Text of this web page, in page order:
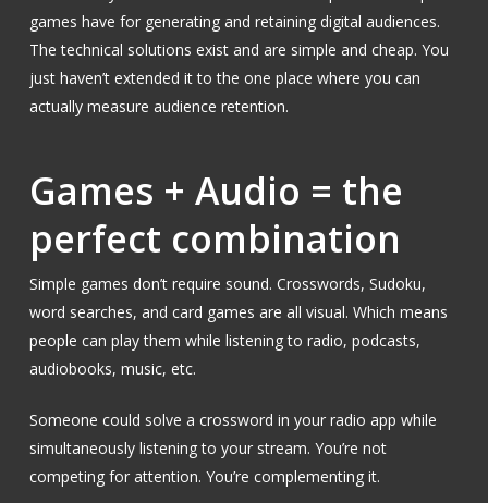
games have for generating and retaining digital audiences.
The technical solutions exist and are simple and cheap. You
just haven’t extended it to the one place where you can
actually measure audience retention.
Games + Audio = the
perfect combination
Simple games don’t require sound. Crosswords, Sudoku,
word searches, and card games are all visual. Which means
people can play them while listening to radio, podcasts,
audiobooks, music, etc.
Someone could solve a crossword in your radio app while
simultaneously listening to your stream. You’re not
competing for attention. You’re complementing it.